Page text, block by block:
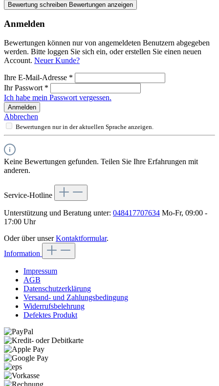
Bewertung schreiben Bewertungen anzeigen
Anmelden
Bewertungen können nur von angemeldeten Benutzern abgegeben
werden. Bitte loggen Sie sich ein, oder erstellen Sie einen neuen
Account. Neuer Kunde?
Ihre E-Mail-Adresse *
Ihr Passwort *
Ich habe mein Passwort vergessen.
Anmelden
Abbrechen
Bewertungen nur in der aktuellen Sprache anzeigen.
Keine Bewertungen gefunden. Teilen Sie Ihre Erfahrungen mit
anderen.
Service-Hotline
Unterstützung und Beratung unter: 048417707634 Mo-Fr, 09:00 -
17:00 Uhr
Oder über unserKontaktformular.
Information
Impressum
AGB
Datenschutzerklärung
Versand- und Zahlungsbedingung
Widerrufsbelehrung
Defektes Produkt